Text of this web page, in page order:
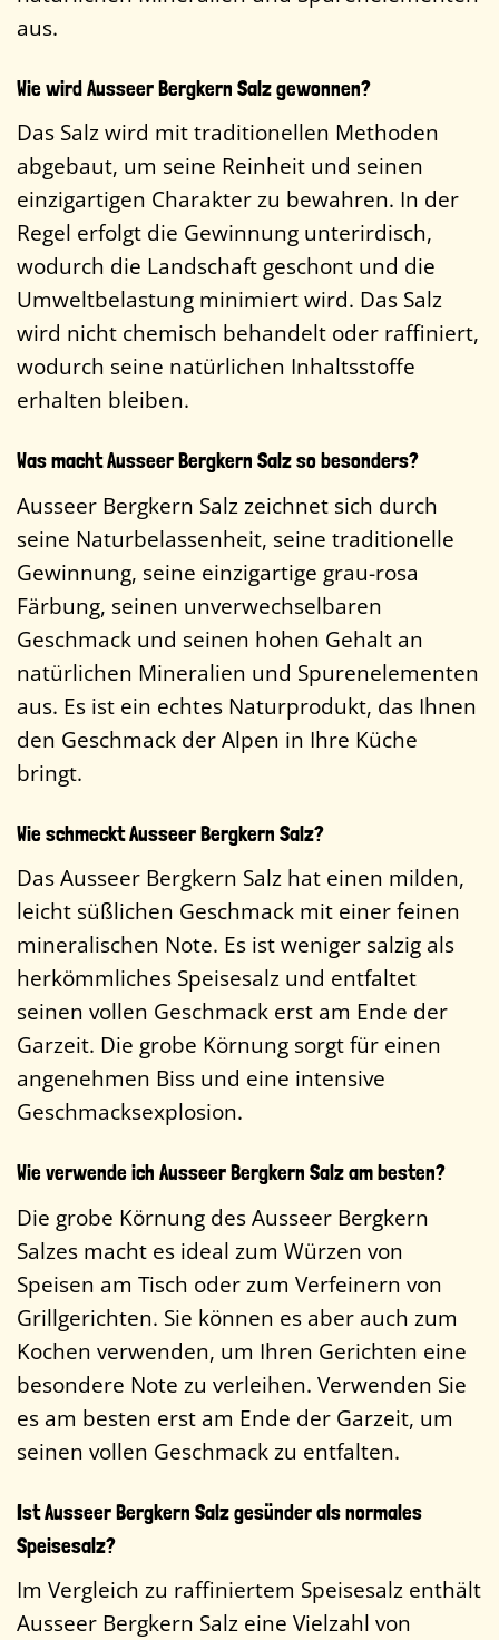
aus.
Wie wird Ausseer Bergkern Salz gewonnen?
Das Salz wird mit traditionellen Methoden
abgebaut, um seine Reinheit und seinen
einzigartigen Charakter zu bewahren. In der
Regel erfolgt die Gewinnung unterirdisch,
wodurch die Landschaft geschont und die
Umweltbelastung minimiert wird. Das Salz
wird nicht chemisch behandelt oder raffiniert,
wodurch seine natürlichen Inhaltsstoffe
erhalten bleiben.
Was macht Ausseer Bergkern Salz so besonders?
Ausseer Bergkern Salz zeichnet sich durch
seine Naturbelassenheit, seine traditionelle
Gewinnung, seine einzigartige grau-rosa
Färbung, seinen unverwechselbaren
Geschmack und seinen hohen Gehalt an
natürlichen Mineralien und Spurenelementen
aus. Es ist ein echtes Naturprodukt, das Ihnen
den Geschmack der Alpen in Ihre Küche
bringt.
Wie schmeckt Ausseer Bergkern Salz?
Das Ausseer Bergkern Salz hat einen milden,
leicht süßlichen Geschmack mit einer feinen
mineralischen Note. Es ist weniger salzig als
herkömmliches Speisesalz und entfaltet
seinen vollen Geschmack erst am Ende der
Garzeit. Die grobe Körnung sorgt für einen
angenehmen Biss und eine intensive
Geschmacksexplosion.
Wie verwende ich Ausseer Bergkern Salz am besten?
Die grobe Körnung des Ausseer Bergkern
Salzes macht es ideal zum Würzen von
Speisen am Tisch oder zum Verfeinern von
Grillgerichten. Sie können es aber auch zum
Kochen verwenden, um Ihren Gerichten eine
besondere Note zu verleihen. Verwenden Sie
es am besten erst am Ende der Garzeit, um
seinen vollen Geschmack zu entfalten.
Ist Ausseer Bergkern Salz gesünder als normales
Speisesalz?
Im Vergleich zu raffiniertem Speisesalz enthält
Ausseer Bergkern Salz eine Vielzahl von